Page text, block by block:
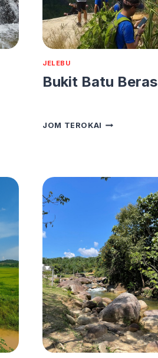
JELEBU
Bukit Batu Beras
JOM TEROKAI BUKIT